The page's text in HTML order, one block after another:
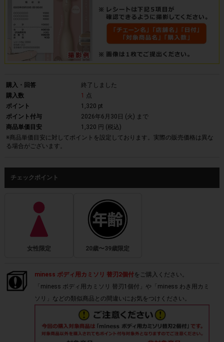
購入・回答
終了しました
購入数
1 点
ポイント
1,320 pt
ポイント付与
2026年6月30日 (火) まで
商品単価目安
1,320 円 (税込)
※商品単価目安に対してポイントを設定しております。実際の販売価格は異な
る場合がございます。
チェックポイント
女性限定 20歳〜39歳限定
miness ボディ用カミソリ 替刃2個付をご購入ください。
「miness ボディ用カミソリ 替刃1個付」や「miness わき用カミ
ソリ」などの類似商品との間違いにお気をつけください。